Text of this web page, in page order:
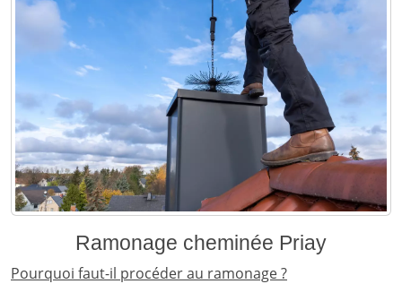
Ramonage cheminée Priay
Pourquoi faut-il procéder au ramonage ?